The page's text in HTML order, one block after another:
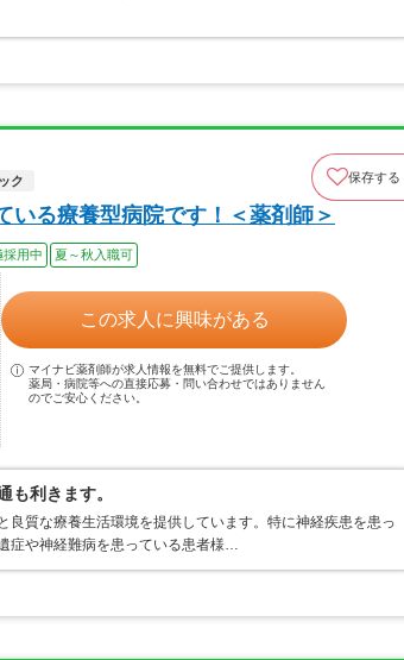
ク 保存する
いる療養型病院です！＜薬剤師＞
採用中 夏～秋入職可
この求人に興味がある
マイナビ薬剤師が求人情報を無料でご提供します。
薬局・病院等への直接応募・問い合わせではありません
のでご安心ください。
利きます。
質な療養生活環境を提供しています。特に神経疾患を患っ
症や神経難病を患っている患者様…